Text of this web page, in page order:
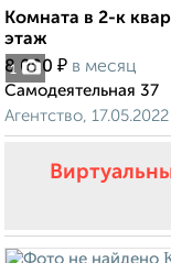
1
Комната в 2-к
этаж
8 000 ₽ в месяц
Самодеятельная 37
Агентство, 17.05.2022